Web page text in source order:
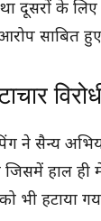
दूसरों के
साबित
ने सैन्य
हाल ही
भी हटाया